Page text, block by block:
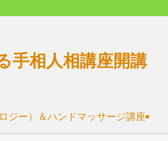
手相人相講座開講
ジー）＆ハンドマッサージ講座